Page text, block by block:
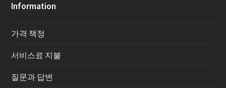
Information
가격 책정
서비스료 지불
질문과 답변